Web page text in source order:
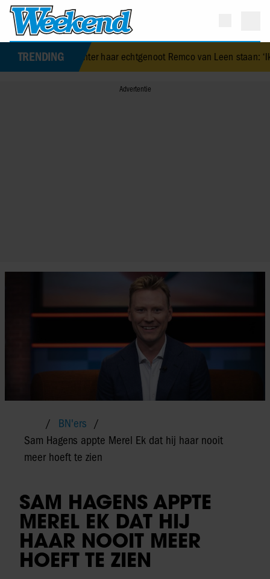
TRENDING
achter haar echtgenoot Remco van Leen staan: ‘Ik kan
BN'ers
Sam Hagens appte Merel Ek dat hij haar nooit
meer hoeft te zien
SAM HAGENS APPTE
MEREL EK DAT HIJ
HAAR NOOIT MEER
HOEFT TE ZIEN